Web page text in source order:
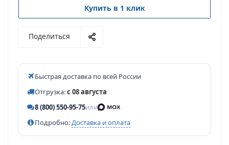
Купить в 1 клик
Поделиться
Быстрая доставка по всей России
Отгрузка:с 08 августа
8 (800) 550-95-75или
Подробно:Доставка и оплата